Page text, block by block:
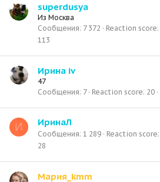
superdusya
Из Москва
Сообщения 7 372 Reaction score
113
Ирина iv
47
Сообщения 7 Reaction score 20
И ИринаЛ
Сообщения 1 289 Reaction score
28
Мария_kmm